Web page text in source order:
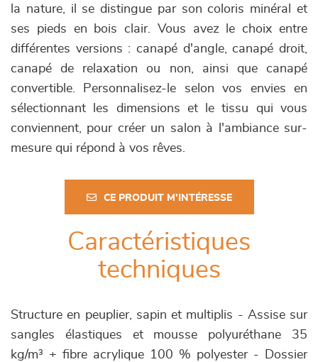
la nature, il se distingue par son coloris minéral et
ses pieds en bois clair. Vous avez le choix entre
différentes versions : canapé d'angle, canapé droit,
canapé de relaxation ou non, ainsi que canapé
convertible. Personnalisez-le selon vos envies en
sélectionnant les dimensions et le tissu qui vous
conviennent, pour créer un salon à l'ambiance sur-
mesure qui répond à vos rêves.
CE PRODUIT M'INTÉRESSE
Caractéristiques
techniques
Structure en peuplier, sapin et multiplis - Assise sur
sangles élastiques et mousse polyuréthane 35
kg/m³ + fibre acrylique 100 % polyester - Dossier